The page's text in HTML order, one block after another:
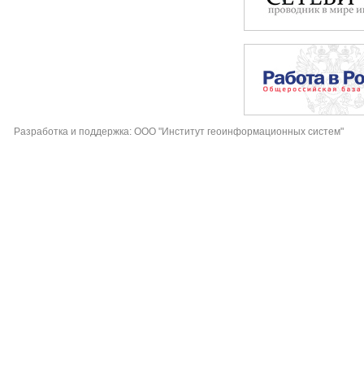
Разработка и поддержка: ООО "Институт геоинформационных систем"